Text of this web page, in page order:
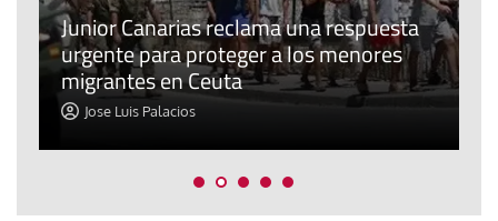
Junior Canarias reclama una respuesta
urgente para proteger a los menores
migrantes en Ceuta
Jose Luis Palacios